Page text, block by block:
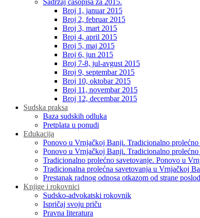
Broj 1, januar 2015
Broj 2, februar 2015
Broj 3, mart 2015
Broj 4, april 2015
Broj 5, maj 2015
Broj 6, jun 2015
Broj 7-8, jul-avgust 2015
Broj 9, septembar 2015
Broj 10, oktobar 2015
Broj 11, novembar 2015
Broj 12, decembar 2015
Sudska praksa
Baza sudskih odluka
Pretplata u ponudi
Edukacija
Ponovo u Vrnjačkoj Banji. Tradicionalno prolećno
Ponovo u Vrnjačkoj Banji. Tradicionalno
Tradicionalno prolećno savetovanje. Ponovo u
Tradicionalna prolećna savetovanja u Vrnjačkoj
Prestanak radnog odnosa otkazom od strane
Knjige i rokovnici
Sudsko-advokatski rokovnik
Ispričaj svoju priču
Pravna literatura